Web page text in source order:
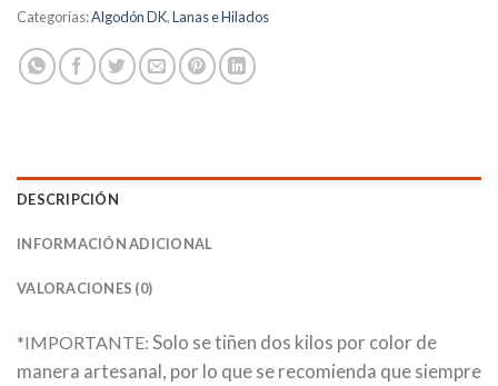
Categorías:Algodón DK,Lanas e Hilados
DESCRIPCIÓN
INFORMACIÓN ADICIONAL
VALORACIONES (0)
*IMPORTANTE: Solo se tiñen dos kilos por color de
manera artesanal, por lo que se recomienda que siempre